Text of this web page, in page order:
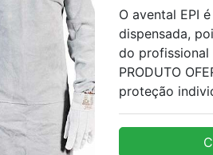
O avental EPI
dispensada,
do profissional
PRODUTO
proteção